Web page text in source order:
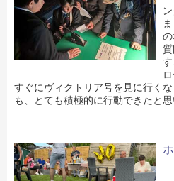
すぐにヴィクトリア号を見に行く
も、とても積極的に行動できたと